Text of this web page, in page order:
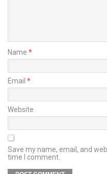
Name *
Email *
Website
Save my name, email, and
time I comment.